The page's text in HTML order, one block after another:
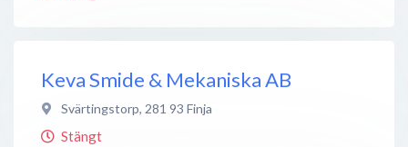
Keva Smide & Mekaniska AB
Svärtingstorp, 281 93 Finja
Stängt